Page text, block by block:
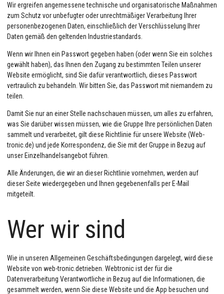
Wir ergreifen angemessene technische und organisatorische Maßnahmen
zum Schutz vor unbefugter oder unrechtmäßiger Verarbeitung Ihrer
personenbezogenen Daten, einschließlich der Verschlüsselung Ihrer
Daten gemäß den geltenden Industriestandards.
Wenn wir Ihnen ein Passwort gegeben haben (oder wenn Sie ein solches
gewählt haben), das Ihnen den Zugang zu bestimmten Teilen unserer
Website ermöglicht, sind Sie dafür verantwortlich, dieses Passwort
vertraulich zu behandeln. Wir bitten Sie, das Passwort mit niemandem zu
teilen.
Damit Sie nur an einer Stelle nachschauen müssen, um alles zu erfahren,
was Sie darüber wissen müssen, wie die Gruppe Ihre persönlichen Daten
sammelt und verarbeitet, gilt diese Richtlinie für unsere Website (Web-
tronic.de) und jede Korrespondenz, die Sie mit der Gruppe in Bezug auf
unser Einzelhandelsangebot führen.
Alle Änderungen, die wir an dieser Richtlinie vornehmen, werden auf
dieser Seite wiedergegeben und Ihnen gegebenenfalls per E-Mail
mitgeteilt.
Wer wir sind
Wie in unseren Allgemeinen Geschäftsbedingungen dargelegt, wird diese
Website von web-tronic.detrieben. Webtronic ist der für die
Datenverarbeitung Verantwortliche in Bezug auf die Informationen, die
gesammelt werden, wenn Sie diese Website und die App besuchen und